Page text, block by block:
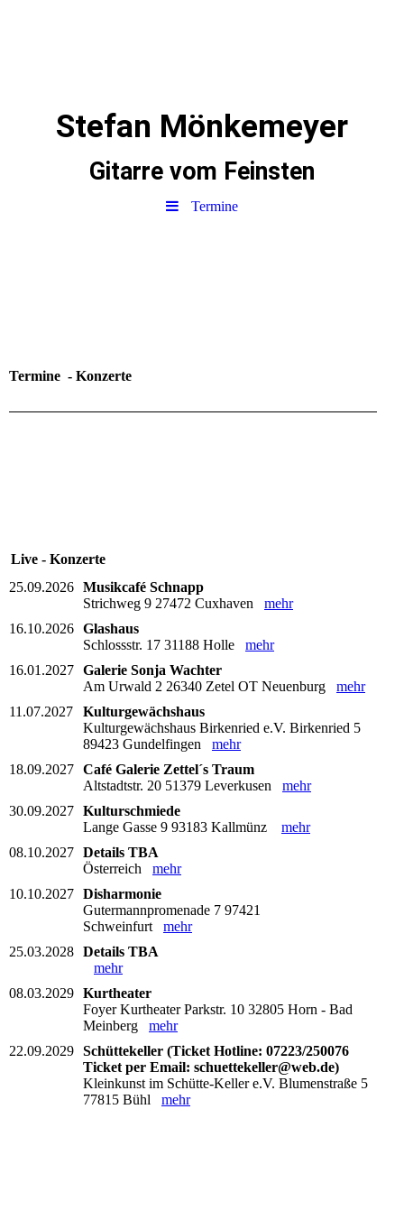
Stefan Mönkemeyer
Gitarre vom Feinsten
Termine
Termine - Konzerte
Live - Konzerte
25.09.2026 Musikcafé Schnapp
Strichweg 9 27472 Cuxhaven mehr
16.10.2026 Glashaus
Schlossstr. 17 31188 Holle mehr
16.01.2027 Galerie Sonja Wachter
Am Urwald 2 26340 Zetel OT Neuenburg mehr
11.07.2027
Kulturgewächshaus
Kulturgewächshaus Birkenried e.V. Birkenried 5
89423 Gundelfingen mehr
18.09.2027 Café Galerie Zettel´s Traum
Altstadtstr. 20 51379 Leverkusen mehr
30.09.2027 Kulturschmiede
Lange Gasse 9 93183 Kallmünz mehr
08.10.2027 Details TBA
Österreich mehr
10.10.2027 Disharmonie
Gutermannpromenade 7 97421
Schweinfurt mehr
25.03.2028 Details TBA
mehr
08.03.2029 Kurtheater
Foyer Kurtheater Parkstr. 10 32805 Horn - Bad
Meinberg mehr
22.09.2029 Schüttekeller (Ticket Hotline: 07223/250076
Ticket per Email: schuettekeller@web.de)
Kleinkunst im Schütte-Keller e.V. Blumenstraße 5
77815 Bühl mehr